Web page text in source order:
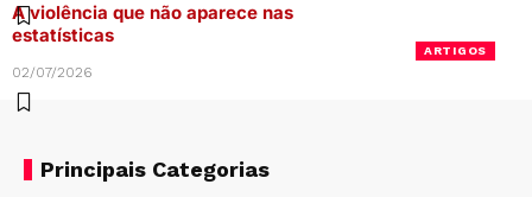
ARTIGOS
A violência que não aparece nas
estatísticas
02/07/2026
Principais Categorias